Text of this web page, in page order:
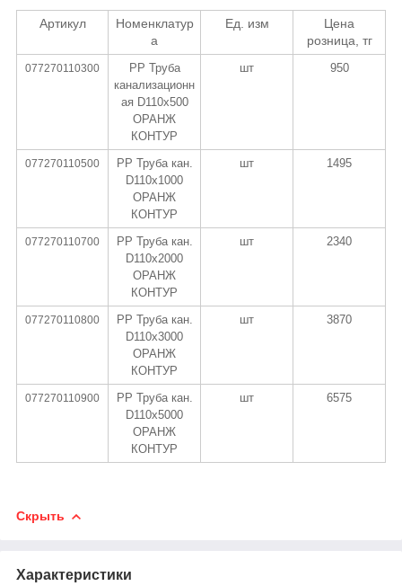
Артикул
Номенклатур
а
Ед. изм
Цена
розница, тг
077270110300
PP Труба
канализационн
ая D110х500
ОРАНЖ
КОНТУР
шт 950
077270110500
PP Труба кан.
D110х1000
ОРАНЖ
КОНТУР
шт 1495
077270110700
PP Труба кан.
D110х2000
ОРАНЖ
КОНТУР
шт 2340
077270110800
PP Труба кан.
D110х3000
ОРАНЖ
КОНТУР
шт 3870
077270110900
PP Труба кан.
D110х5000
ОРАНЖ
КОНТУР
шт 6575
Скрыть
Характеристики